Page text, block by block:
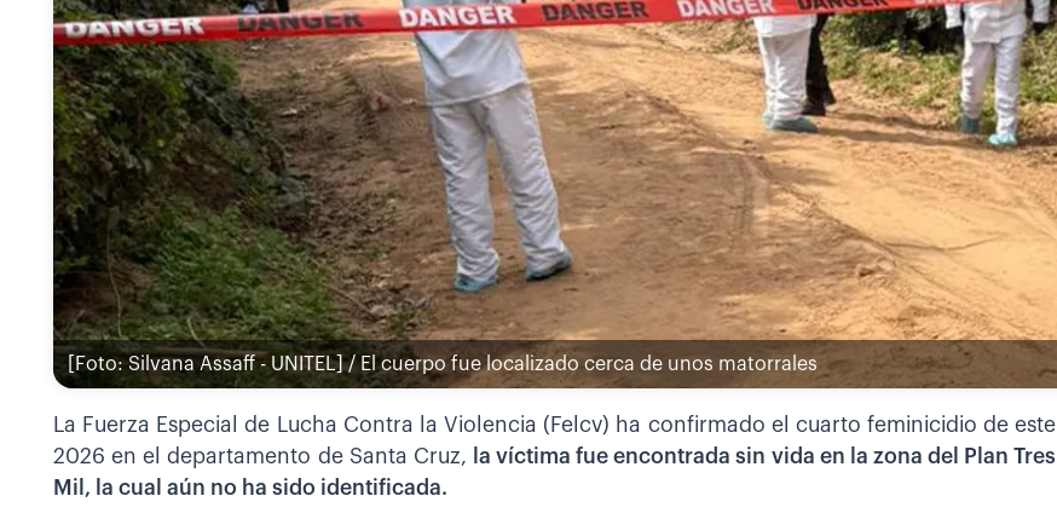
[Foto: Silvana Assaff - UNITEL] / El cuerpo fue localizado cerca de unos matorrales
La Fuerza Especial de Lucha Contra la Violencia (Felcv) ha confirmado el cuarto feminicidio de este
2026 en el departamento de Santa Cruz,
la víctima fue encontrada sin vida en la zona del Plan Tres
Mil, la cual aún no ha sido identificada.